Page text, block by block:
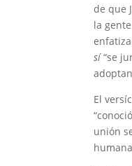
de que
la
sí“se
El
unión